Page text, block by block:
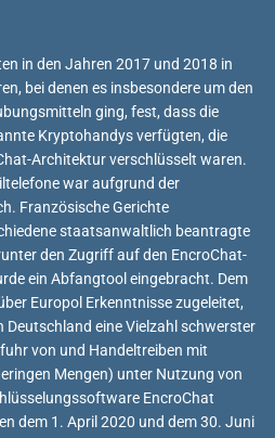
in den Jahren 2017 und 2018 in
bei denen es insbesondere um den
ging, fest, dass die
Kryptohandys verfügten, die
Architektur verschlüsselt waren.
war aufgrund der
Französische Gerichte
staatsanwaltlich beantragte
den Zugriff auf den EncroChat-
ein Abfangtool eingebracht. Dem
Europol Erkenntnisse zugeleitet,
Deutschland eine Vielzahl schwerster
von und Handeltreiben mit
Mengen) unter Nutzung von
EncroChat
dem 1. April 2020 und dem 30. Juni